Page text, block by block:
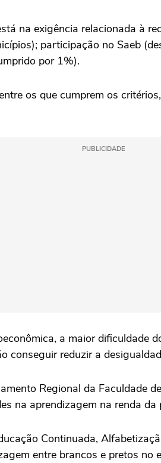
na exigência relacionada à
participação no Saeb
por 1%).
os que cumprem os
PUBLICIDADE
a maior dificuldade
reduzir a
Regional da Faculdade
na aprendizagem na renda da
Continuada,
entre brancos e pretos